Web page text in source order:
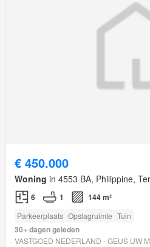
€ 450.000
Woning in 4553 BA, Philippine,
6 1 144 m²
Parkeerplaats Opslagruimte Tuin
30+ dagen geleden
VASTGOED NEDERLAND - GEUS UW